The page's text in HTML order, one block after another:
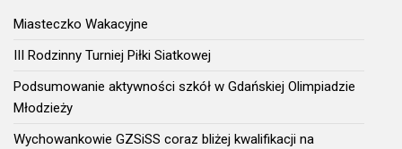
Miasteczko Wakacyjne
III Rodzinny Turniej Piłki Siatkowej
Podsumowanie aktywności szkół w Gdańskiej Olimpiadzie
Młodzieży
Wychowankowie GZSiSS coraz bliżej kwalifikacji na